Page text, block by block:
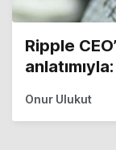
Ripple
Onur Ulukut